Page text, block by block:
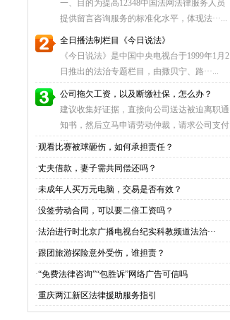
一、目的为提高12348中国法网法律服务人员
提供留言咨询服务的标准化水平，体现法···...
全日播法制栏目《今日说法》
《今日说法》是中国中央电视台于1999年1月2
日推出的法治专题栏目，由撒贝宁、路···...
公司拖欠工资，以及断缴社保，怎么办？
建议收集好证据，直接向公司送达被迫离职通
知书，然后立马申请劳动仲裁，请求公司支付
···...
·观看比赛被球砸伤，如何承担责任？
·丈夫借款，妻子需共同偿还吗？
·未成年人买万元电脑，交易是否有效？
·没签劳动合同，可以要二倍工资吗？
·法治进行时北京广播电视台纪实科教频道法治···
·跟团旅游探险意外受伤，谁担责？
·“免费法律咨询”“包胜诉”网络广告可信吗
·重庆两江新区法律援助服务指引